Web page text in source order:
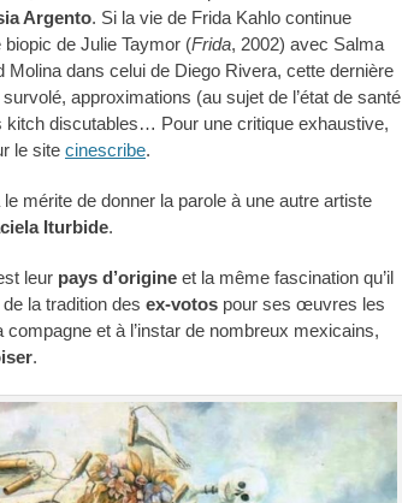
Argento. Si la vie de Frida Kahlo continue
de Julie Taymor (Frida, 2002) avec Salma
Molina dans celui de Diego Rivera, cette dernière
approximations (au sujet de l’état de santé
kitch discutables… Pour une critique exhaustive,
le site cinescribe.
mérite de donner la parole à une autre artiste
Iturbide.
leur pays d’origine et la même fascination qu’il
la tradition des ex-votos pour ses œuvres les
compagne et à l’instar de nombreux mexicains,
.